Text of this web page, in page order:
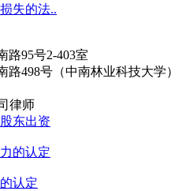
失的法..
路95号2-403室
498号（中南林业科技大学）
律师
东出资
的认定
认定